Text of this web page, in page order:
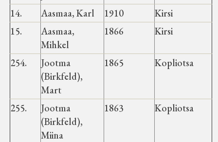
14. Aasmaa, Karl 1910
Kirsi
15.
Aasmaa,
Mihkel
1866 Kirsi
254.
Jootma
(Birkfeld),
Mart
1865 Kopliotsa
255.
Jootma
(Birkfeld),
Miina
1863 Kopliotsa